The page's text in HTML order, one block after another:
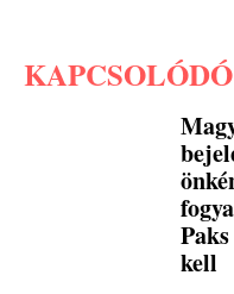
kell